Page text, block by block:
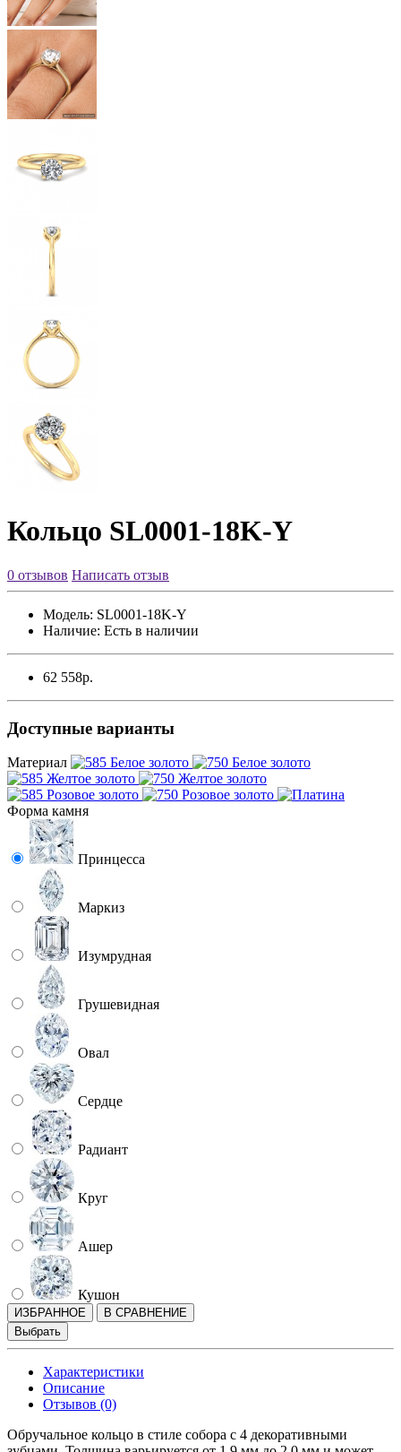
Кольцо SL0001-18K-Y
0 отзывов Написать отзыв
Модель: SL0001-18K-Y
Наличие: Есть в наличии
62 558р.
Доступные варианты
Материал
Форма камня
Принцесса
Маркиз
Изумрудная
Грушевидная
Овал
Сердце
Радиант
Круг
Ашер
Кушон
ИЗБРАННОЕ
В СРАВНЕНИЕ
Выбрать
Характеристики
Описание
Отзывов (0)
Обручальное кольцо в стиле собора с 4 декоративными